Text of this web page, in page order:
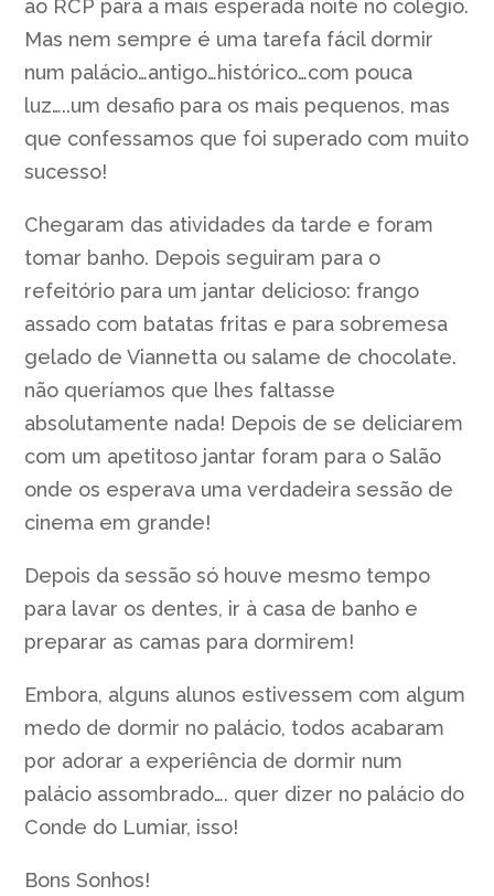
ao RCP para a mais esperada noite no colégio.
Mas nem sempre é uma tarefa fácil dormir
num palácio…antigo…histórico…com pouca
luz…..um desafio para os mais pequenos, mas
que confessamos que foi superado com muito
sucesso!
Chegaram das atividades da tarde e foram
tomar banho. Depois seguiram para o
refeitório para um jantar delicioso: frango
assado com batatas fritas e para sobremesa
gelado de Viannetta ou salame de chocolate.
não queríamos que lhes faltasse
absolutamente nada! Depois de se deliciarem
com um apetitoso jantar foram para o Salão
onde os esperava uma verdadeira sessão de
cinema em grande!
Depois da sessão só houve mesmo tempo
para lavar os dentes, ir à casa de banho e
preparar as camas para dormirem!
Embora, alguns alunos estivessem com algum
medo de dormir no palácio, todos acabaram
por adorar a experiência de dormir num
palácio assombrado…. quer dizer no palácio do
Conde do Lumiar, isso!
Bons Sonhos!